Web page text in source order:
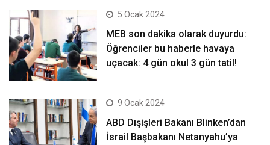
5 Ocak 2024
MEB son dakika olarak duyurdu:
Öğrenciler bu haberle havaya
uçacak: 4 gün okul 3 gün tatil!
9 Ocak 2024
ABD Dışişleri Bakanı Blinken’dan
İsrail Başbakanı Netanyahu’ya